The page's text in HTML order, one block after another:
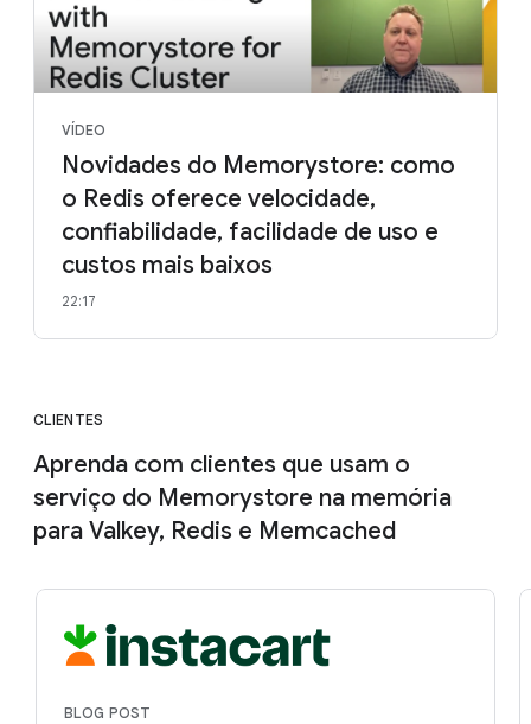
VÍDEO
Novidades do Memorystore: como
o Redis oferece velocidade,
confiabilidade, facilidade de uso e
custos mais baixos
22:17
CLIENTES
Aprenda com clientes que usam o
serviço do Memorystore na memória
para Valkey, Redis e Memcached
BLOG POST